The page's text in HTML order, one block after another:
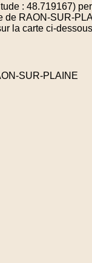
: 48.719167)
RAON-SUR-
la carte ci-
SUR-PLAINE